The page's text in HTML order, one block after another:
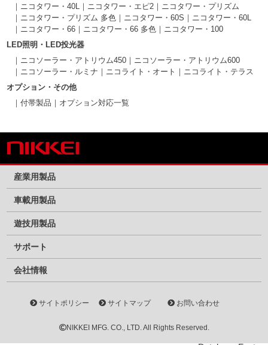
ニコタワー・40L
ニコタワー・エピ2
ニコタワー・プリズム
ニコタワー・プリズム 多色
ニコタワー・60S
ニコタワー・60L
ニコタワー・66
ニコタワー・66 多色
ニコタワー・100
LED照明・LED投光器
ニコソーラー・アトリウム450
ニコソーラー・アトリウム600
ニコソーラー・ルミナ
ニコライト・オート
ニコライト・テラス
オプション・その他
付帯製品
オプション対応一覧
産業用製品
車載用製品
遊技用製品
サポート
会社情報
サイトポリシー サイトマップ お問い合わせ
NIKKEI MFG. CO., LTD. All Rights Reserved.